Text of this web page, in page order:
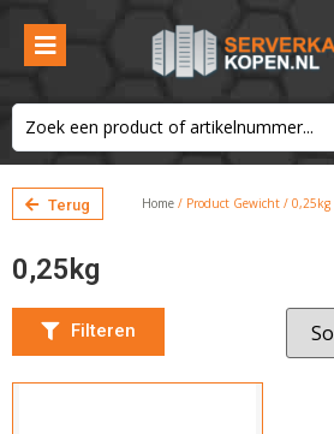
Terug Home / Product Gewicht / 0,25kg
0,25kg
Filteren
Hoogte
Kies de hoogte
Filteren